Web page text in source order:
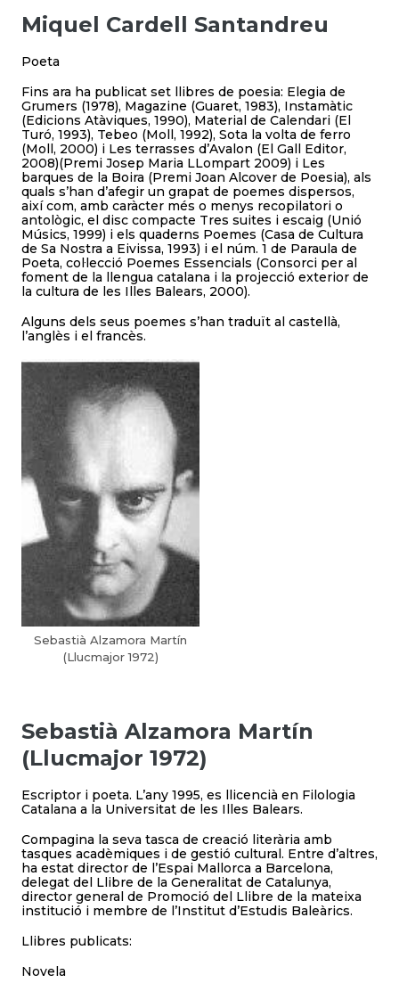
Miquel Cardell Santandreu
Poeta
Fins ara ha publicat set llibres de poesia: Elegia de
Grumers (1978), Magazine (Guaret, 1983), Instamàtic
(Edicions Atàviques, 1990), Material de Calendari (El
Turó, 1993), Tebeo (Moll, 1992), Sota la volta de ferro
(Moll, 2000) i Les terrasses d’Avalon (El Gall Editor,
2008)(Premi Josep Maria LLompart 2009) i Les
barques de la Boira (Premi Joan Alcover de Poesia), als
quals s’han d’afegir un grapat de poemes dispersos,
així com, amb caràcter més o menys recopilatori o
antològic, el disc compacte Tres suites i escaig (Unió
Músics, 1999) i els quaderns Poemes (Casa de Cultura
de Sa Nostra a Eivissa, 1993) i el núm. 1 de Paraula de
Poeta, col·lecció Poemes Essencials (Consorci per al
foment de la llengua catalana i la projecció exterior de
la cultura de les Illes Balears, 2000).
Alguns dels seus poemes s’han traduït al castellà,
l’anglès i el francès.
Sebastià Alzamora Martín
(Llucmajor 1972)
Sebastià Alzamora Martín
(Llucmajor 1972)
Escriptor i poeta. L’any 1995, es llicencià en Filologia
Catalana a la Universitat de les Illes Balears.
Compagina la seva tasca de creació literària amb
tasques acadèmiques i de gestió cultural. Entre d’altres,
ha estat director de l’Espai Mallorca a Barcelona,
delegat del Llibre de la Generalitat de Catalunya,
director general de Promoció del Llibre de la mateixa
institució i membre de l’Institut d’Estudis Baleàrics.
Llibres publicats:
Novela